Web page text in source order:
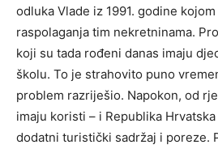
odluka Vlade iz 1991. godine
raspolaganja tim nekretninama.
koji su tada rođeni danas imaju
školu. To je strahovito puno
problem razriješio. Napokon, od
imaju koristi – i Republika
dodatni turistički sadržaj i poreze.